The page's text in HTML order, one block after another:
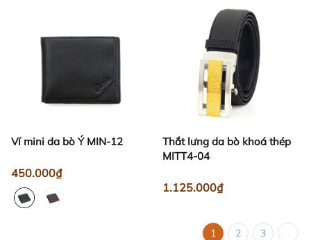
Ví mini da bò Ý MIN-12
450.000₫
Thắt lưng da bò khoá thép
MITT4-04
1.125.000₫
1 2 3